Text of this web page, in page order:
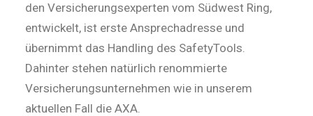
den Versicherungsexperten vom Südwest Ring,
entwickelt, ist erste Ansprechadresse und
übernimmt das Handling des SafetyTools.
Dahinter stehen natürlich renommierte
Versicherungsunternehmen wie in unserem
aktuellen Fall die AXA.